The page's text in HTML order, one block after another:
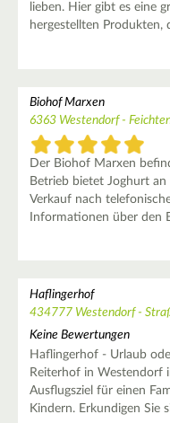
lieben. Hier gibt es eine
hergestellten Produkten,
Biohof Marxen
6363 Westendorf -
Der Biohof Marxen
Betrieb bietet Joghurt
Verkauf nach
Informationen über den
Haflingerhof
434777 Westendorf -
Keine Bewertungen
Haflingerhof - Urlaub
Reiterhof in Westendorf
Ausflugsziel für einen
Kindern. Erkundigen Sie